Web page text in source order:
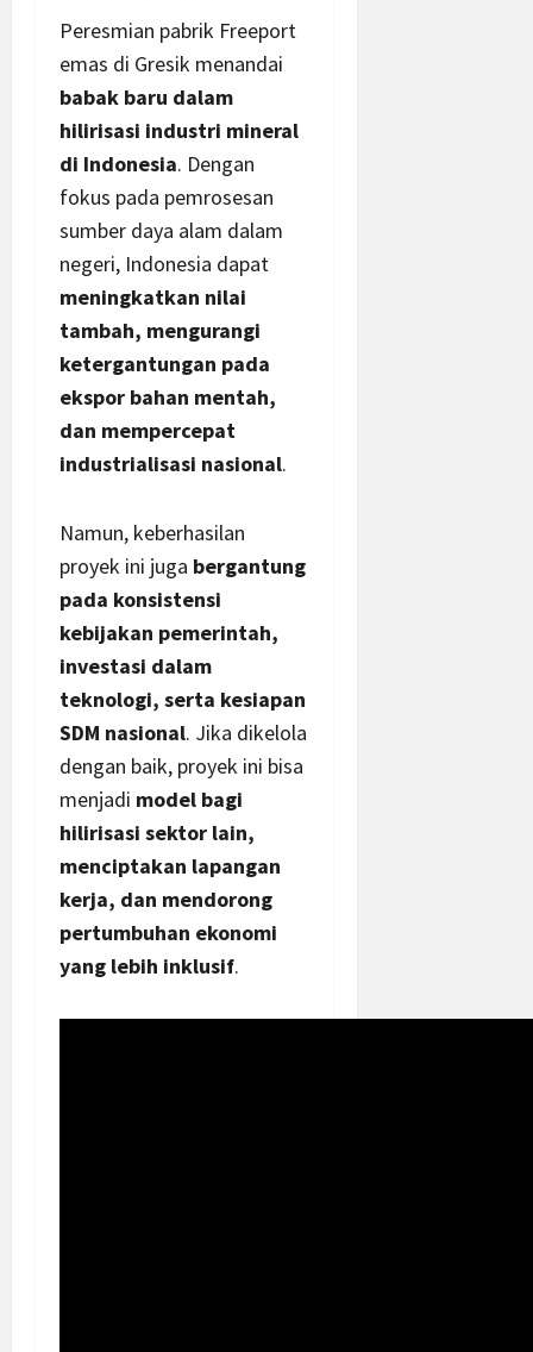
Peresmian pabrik Freeport
emas di Gresik menandai
babak baru dalam
hilirisasi industri mineral
di Indonesia. Dengan
fokus pada pemrosesan
sumber daya alam dalam
negeri, Indonesia dapat
meningkatkan nilai
tambah, mengurangi
ketergantungan pada
ekspor bahan mentah,
dan mempercepat
industrialisasi nasional.
Namun, keberhasilan
proyek ini juga bergantung
pada konsistensi
kebijakan pemerintah,
investasi dalam
teknologi, serta kesiapan
SDM nasional. Jika dikelola
dengan baik, proyek ini bisa
menjadi model bagi
hilirisasi sektor lain,
menciptakan lapangan
kerja, dan mendorong
pertumbuhan ekonomi
yang lebih inklusif.